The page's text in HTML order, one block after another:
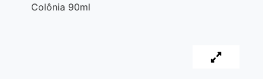
Colônia 90ml